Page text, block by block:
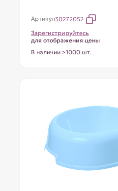
Артикул30272052
Зарегистрируйтесь
для отображения цены
В наличии >1000 шт.